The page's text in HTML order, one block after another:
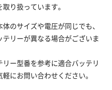
り扱っています。
のサイズや電圧が同じでも、
リーが異なる場合がございま
ー型番を参考に適合バッテリ
にお問い合わせください。